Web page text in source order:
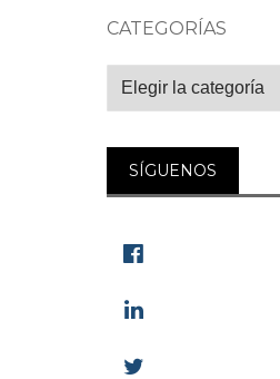
CATEGORÍAS
Categorías
SÍGUENOS